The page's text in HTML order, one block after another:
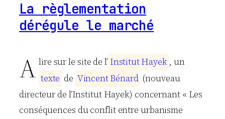
La règlementation
dérégule le marché
A lire sur le site de l’ InstitutHayek , un
texte de VincentBénard (nouveau
directeur de l’Institut Hayek) concernant « Les
conséquences du conflit entre urbanisme